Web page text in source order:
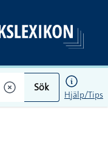
Sök
Hjälp/Tips